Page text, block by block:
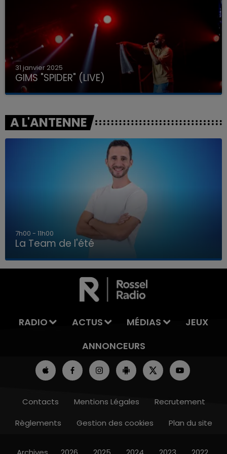
LA TEAM DE L'ÉTÉ
31 janvier 2025
GIMS "SPIDER" (LIVE)
A L'ANTENNE
7h00 - 11h00
La Team de l'été
RADIO ACTUS MÉDIAS
JEUX
ANNONCEURS
Contacts Mentions Légales
Recrutement
Règlements
Gestion des cookies Plan du site